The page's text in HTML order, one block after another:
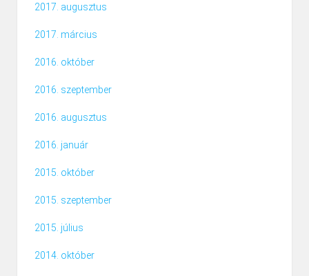
2017. augusztus
2017. március
2016. október
2016. szeptember
2016. augusztus
2016. január
2015. október
2015. szeptember
2015. július
2014. október